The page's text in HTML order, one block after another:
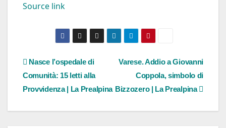
Source link
Navigazione
articoli
Varese. Addio a Giovanni
Coppola, simbolo di
Bizzozero | La Prealpina
Nasce l’ospedale di
Comunità: 15 letti alla
Provvidenza | La Prealpina